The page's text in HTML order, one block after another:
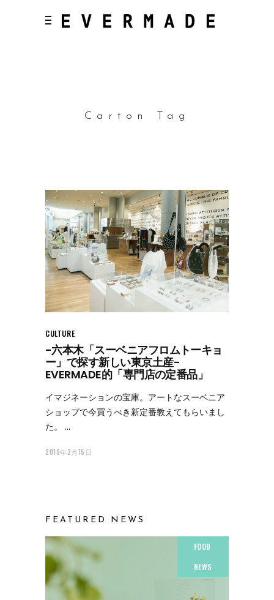
Carton Tag
CULTURE
-六本木「スーベニアフロムトーキョ
ー」で探す新しい東京土産-
EVERMADE的「専門店の定番品」
イマジネーションの宝庫。アートなスーベニア
ショップで今買うべき新定番教えてもらいまし
た。
2019年2月15日
FEATURED NEWS
FOOD
NEWS